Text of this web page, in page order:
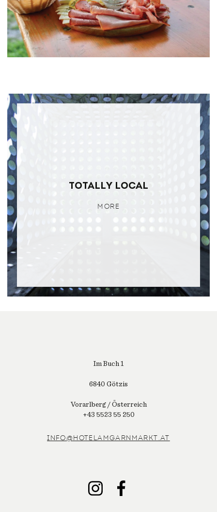
TOTALLY LOCAL
MORE
INSTAGRAM
Im Buch 1
6840 Götzis
Vorarlberg / Österreich
+43 5523 55 250
INFO@HOTELAMGARNMARKT.AT